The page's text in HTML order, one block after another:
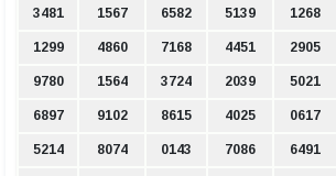
3481 1567 6582 5139 1268
1299 4860 7168 4451 2905
9780 1564 3724 2039 5021
6897 9102 8615 4025 0617
5214 8074 0143 7086 6491